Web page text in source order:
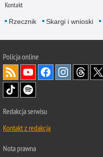
Kontakt
Rzecznik Skargi i wnioski
Policjaonline
Redakcja serwisu
Kontakt z redakcją
Nota prawna